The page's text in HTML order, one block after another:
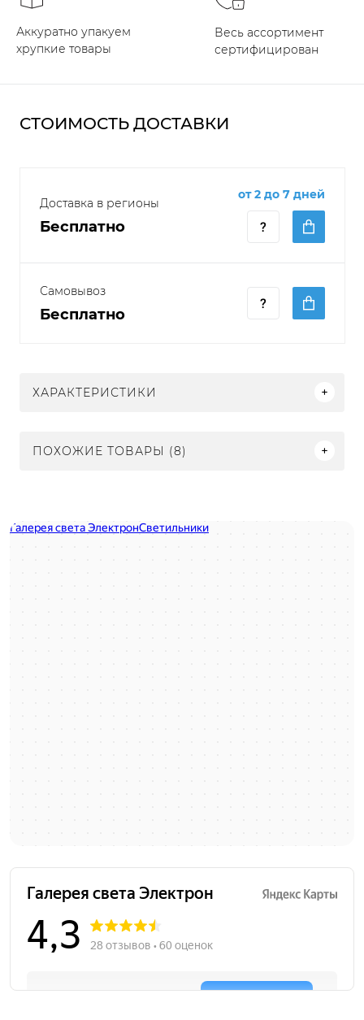
Аккуратно упакуем
хрупкие товары
Весь ассортимент
сертифицирован
СТОИМОСТЬ ДОСТАВКИ
Доставка в регионы
Бесплатно
от 2 до 7 дней
Самовывоз
Бесплатно
ХАРАКТЕРИСТИКИ
ПОХОЖИЕ ТОВАРЫ (8)
Электрон